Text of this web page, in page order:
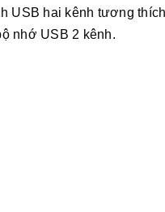
USB hai kênh tương
nhớ USB 2 kênh.